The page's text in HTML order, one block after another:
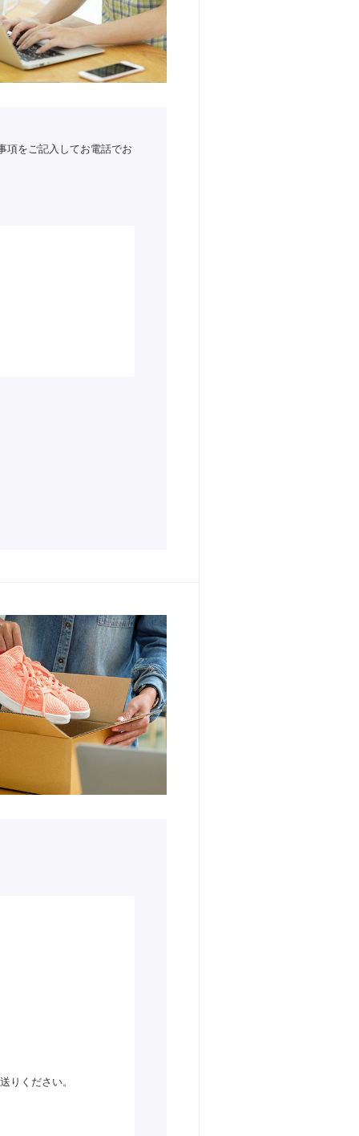
項をご記入してお電話でお
りください。